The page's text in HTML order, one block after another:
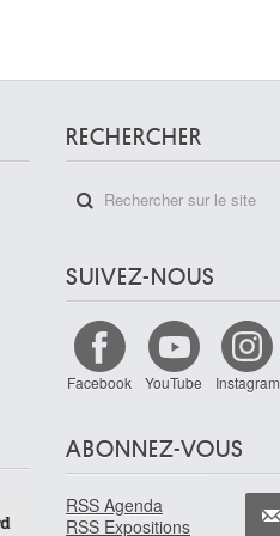
RECHERCHER
SUIVEZ-NOUS
Facebook YouTube Instagram
ABONNEZ-VOUS
RSS Agenda
RSS Expositions